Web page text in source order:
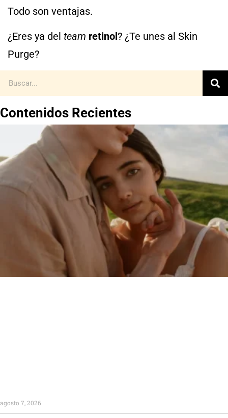
Todo son ventajas.
¿Eres ya del team retinol? ¿Te unes al Skin
Purge?
Contenidos Recientes
agosto 7, 2026